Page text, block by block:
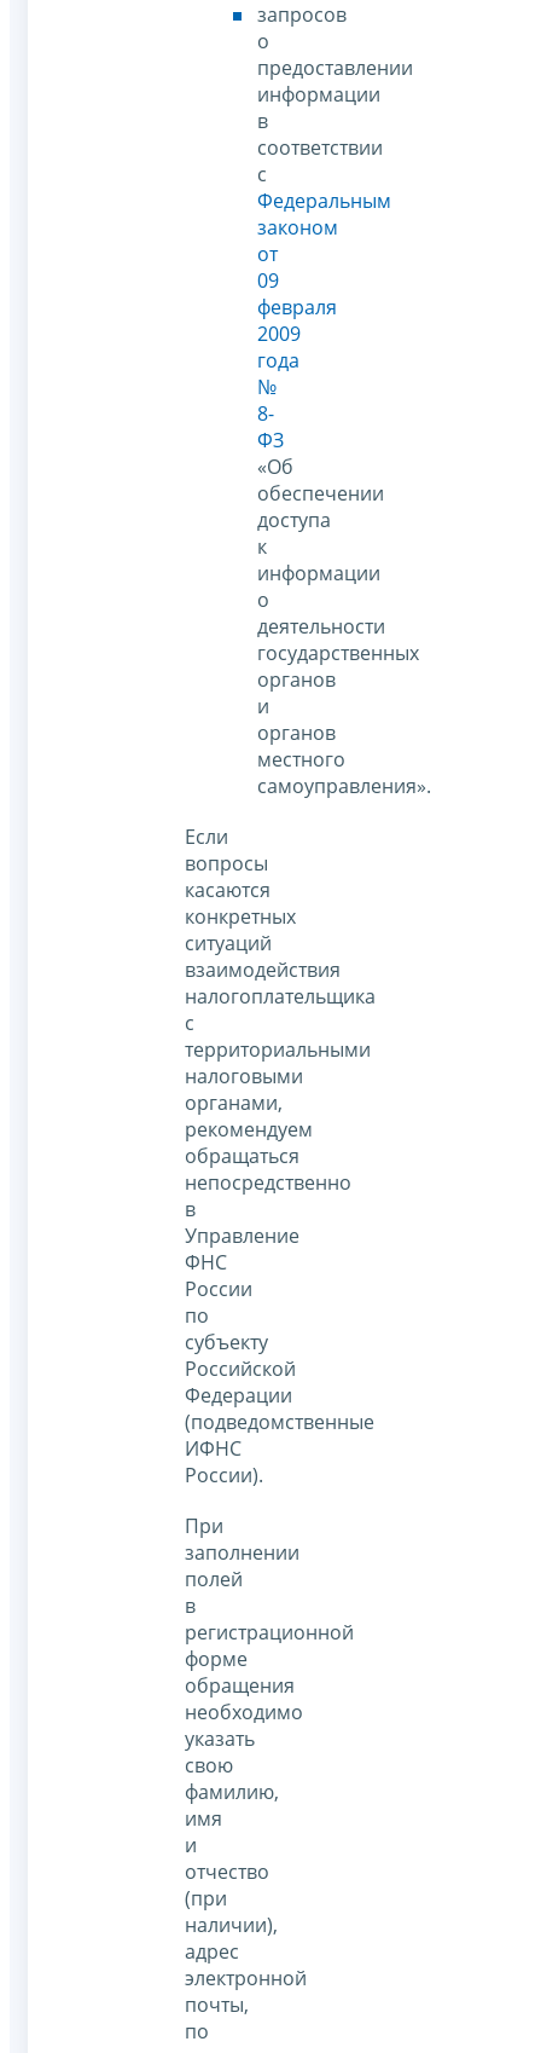
запросов
о
предоставлении
информации
в
соответствии
с
Федеральным
законом
от
09
февраля
2009
года
№
8-
ФЗ
«Об
обеспечении
доступа
к
информации
о
деятельности
государственных
органов
и
органов
местного
самоуправления».
Если
вопросы
касаются
конкретных
ситуаций
взаимодействия
налогоплательщика
с
территориальными
налоговыми
органами,
рекомендуем
обращаться
непосредственно
в
Управление
ФНС
России
по
субъекту
Российской
Федерации
(подведомственные
ИФНС
России).
При
заполнении
полей
в
регистрационной
форме
обращения
необходимо
указать
свою
фамилию,
имя
и
отчество
(при
наличии),
адрес
электронной
почты,
по